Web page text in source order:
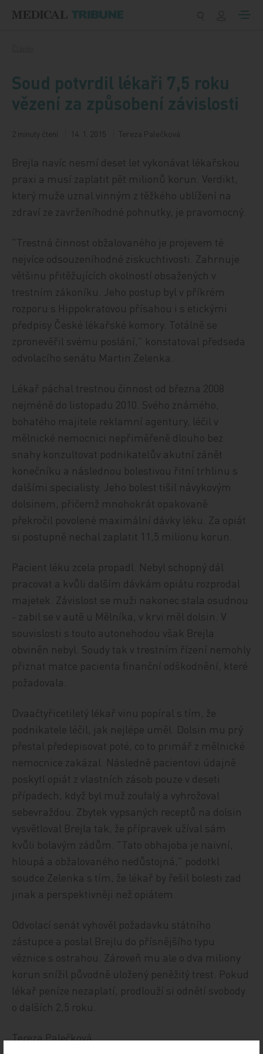
Soud potvrdil lékaři 7,5 roku
vězení za způsobení závislosti
2 minuty čtení 14. 1. 2015 Tereza Palečková
Brejla navíc nesmí deset let vykonávat lékařskou
praxi a musí zaplatit pět milionů korun. Verdikt,
který muže uznal vinným z těžkého ublížení na
zdraví ze zavrženíhodné pohnutky, je pravomocný.
"Trestná činnost obžalovaného je projevem té
nejvíce odsouzeníhodné ziskuchtivosti. Zahrnuje
většinu přitěžujících okolností obsažených v
trestním zákoníku. Jeho postup byl v příkrém
rozporu s Hippokratovou přísahou i s etickými
předpisy České lékařské komory. Totálně se
zpronevěřil svému poslání," konstatoval předseda
odvolacího senátu Martin Zelenka.
Lékař páchal trestnou činnost od března 2008
nejméně do listopadu 2010. Svého známého,
bohatého majitele reklamní agentury, léčil v
mělnické nemocnici nepřiměřeně dlouho bez
snahy konzultovat podnikatelův akutní zánět
konečníku a následnou bolestivou řitní trhlinu s
dalšími specialisty. Jeho bolest tišil návykovým
dolsinem, přičemž mnohokrát opakovaně
překročil povolené maximální dávky léku. Za opiát
si postupně nechal zaplatit 11,5 milionu korun.
Pacient léku zcela propadl. Nebyl schopný dál
pracovat a kvůli dalším dávkám opiátu rozprodal
majetek. Závislost se muži nakonec stala osudnou
- zabil se v autě u Mělníka, v krvi měl dolsin. V
souvislosti s touto autonehodou však Brejla
obviněn nebyl. Soudy tak v trestním řízení nemohly
přiznat matce pacienta finanční odškodnění, které
požadovala.
Dvaačtyřicetiletý lékař vinu popíral s tím, že
podnikatele léčil, jak nejlépe uměl. Dolsin mu prý
přestal předepisovat poté, co to primář z mělnické
nemocnice zakázal. Následně pacientovi údajně
poskytl opiát z vlastních zásob pouze v deseti
případech, když byl muž zoufalý a vyhrožoval
sebevraždou. Zbytek vypsaných receptů na dolsin
vysvětloval Brejla tak, že přípravek užíval sám
kvůli bolavým zádům. "Tato obhajoba je naivní,
hloupá a obžalovaného nedůstojná," podotkl
soudce Zelenka s tím, že lékař by řešil bolesti zad
jinak a perspektivněji než opiátem.
Odvolací senát vyhověl požadavku státního
zástupce a poslal Brejlu do přísnějšího typu
věznice s ostrahou. Zároveň mu ale o dva miliony
korun snížil původně uložený peněžitý trest. Pokud
lékař peníze nezaplatí, prodlouží si odnětí svobody
o dalších 2,5 roku.
Tereza Palečková